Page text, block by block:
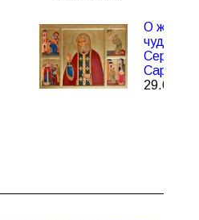
О жизни и
чудесах